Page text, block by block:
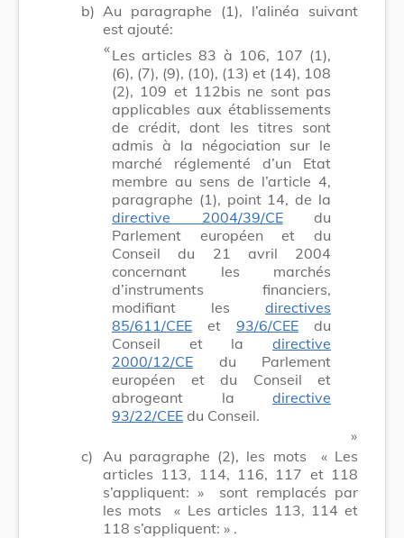
b) Au paragraphe (1), l’alinéa suivant
est ajouté:
​ «Les articles 83 à 106, 107 (1),
(6), (7), (9), (10), (13) et (14), 108
(2), 109 et 112bis ne sont pas
applicables aux établissements
de crédit, dont les titres sont
admis à la négociation sur le
marché réglementé d’un Etat
membre au sens de l’article 4,
paragraphe (1), point 14, de la
directive 2004/39/CEdu
Parlement européen et du
Conseil du 21 avril 2004
concernant les marchés
d’instruments financiers,
modifiant les directives
85/611/CEE et 93/6/CEE du
Conseil et la directive
2000/12/CE du Parlement
européen et du Conseil et
abrogeant la directive
93/22/CEE du Conseil.
​ »
c)
Au paragraphe (2), les mots
« Les
articles 113, 114, 116, 117 et 118
s’appliquent: »
sont remplacés par
les mots
« Les articles 113, 114 et
118 s’appliquent: » .